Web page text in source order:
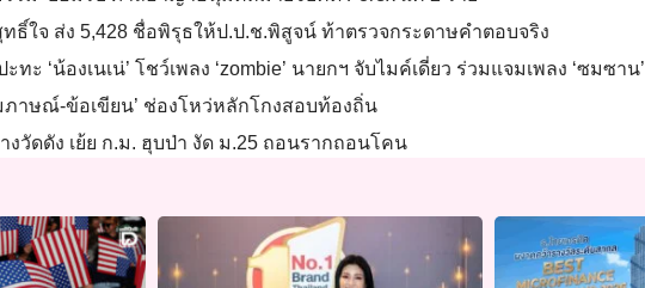
ธิ์ใจ ส่ง 5,428 ชื่อพิรุธให้ป.ป.ช.พิสูจน์ ท้าตรวจกระดาษคำตอบจริง
ทะ ‘น้องเนเน่’ โชว์เพลง ‘zombie’ นายกฯ จับไมค์เดี่ยว ร่วมแจมเพลง ‘ซมซาน’
ภาษณ์-ข้อเขียน’ ช่องโหว่หลักโกงสอบท้องถิ่น
งวัดดัง เย้ย ก.ม. ฮุบป่า งัด ม.25 ถอนรากถอนโคน